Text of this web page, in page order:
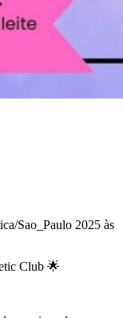
Sao_Paulo 2025 às
Club 🌟